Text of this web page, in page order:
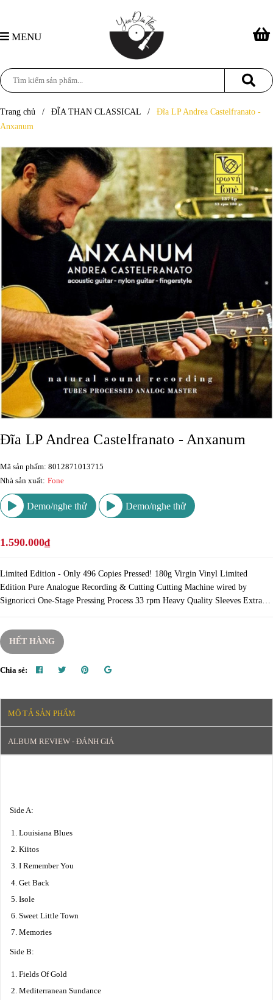
MENU
Trang chủ / ĐĨA THAN CLASSICAL /
Đĩa LP Andrea Castelfranato -
Anxanum
Đĩa LP Andrea Castelfranato - Anxanum
Mã sản phẩm: 8012871013715
Nhà sản xuất: Fone
Demo/nghe thử Demo/nghe thử
1.590.000₫
Limited Edition - Only 496 Copies Pressed! 180g Virgin Vinyl Limited
Edition Pure Analogue Recording & Cutting Cutting Machine wired by
Signoricci One-Stage Pressing Process 33 rpm Heavy Quality Sleeves Extra
HẾT HÀNG
Chia sẻ:
MÔ TẢ SẢN PHẨM
ALBUM REVIEW - ĐÁNH GIÁ
Side A:
Louisiana Blues
Kiitos
I Remember You
Get Back
Isole
Sweet Little Town
Memories
Side B:
Fields Of Gold
Mediterranean Sundance